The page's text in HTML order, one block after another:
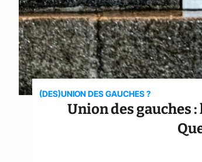
(DES)UNION DES GAUCHES ?
Union des gauches